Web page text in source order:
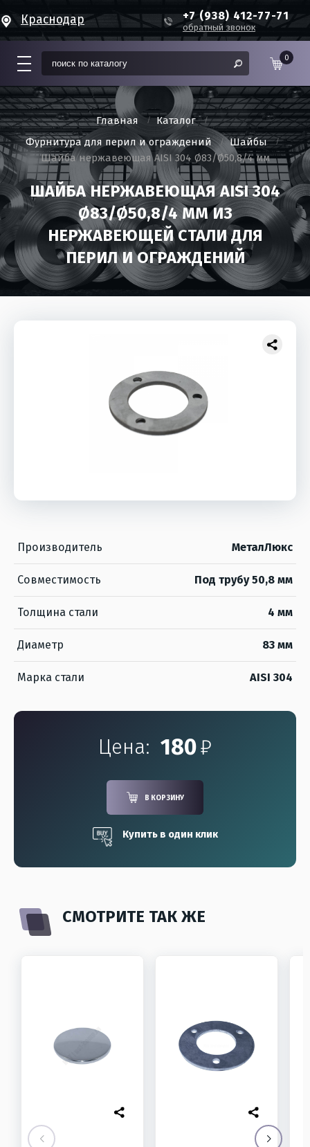
Краснодар +7 (938) 412-77-71
обратный звонок
0
Главная
Каталог
Фурнитура для перил и ограждений
Шайбы
Шайба нержавеющая AISI 304 Ø83/Ø50,8/4 мм
ШАЙБА НЕРЖАВЕЮЩАЯ AISI 304
Ø83/Ø50,8/4 ММ ИЗ
НЕРЖАВЕЮЩЕЙ СТАЛИ ДЛЯ
ПЕРИЛ И ОГРАЖДЕНИЙ
Производитель МеталЛюкс
Совместимость Под трубу 50,8 мм
Толщина стали 4 мм
Диаметр 83 мм
Марка стали AISI 304
Цена: 180₽
В КОРЗИНУ
Купить в один клик
СМОТРИТЕ ТАК ЖЕ